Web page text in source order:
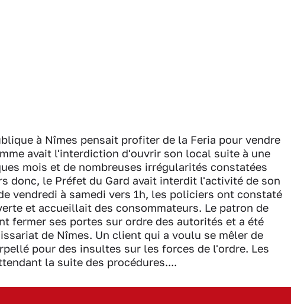
à Nîmes pensait profiter de la Feria pour vendre
avait l'interdiction d'ouvrir son local suite à une
mois et de nombreuses irrégularités constatées
donc, le Préfet du Gard avait interdit l'activité de son
vendredi à samedi vers 1h, les policiers ont constaté
et accueillait des consommateurs. Le patron de
fermer ses portes sur ordre des autorités et a été
de Nîmes. Un client qui a voulu se mêler de
pour des insultes sur les forces de l'ordre. Les
la suite des procédures....